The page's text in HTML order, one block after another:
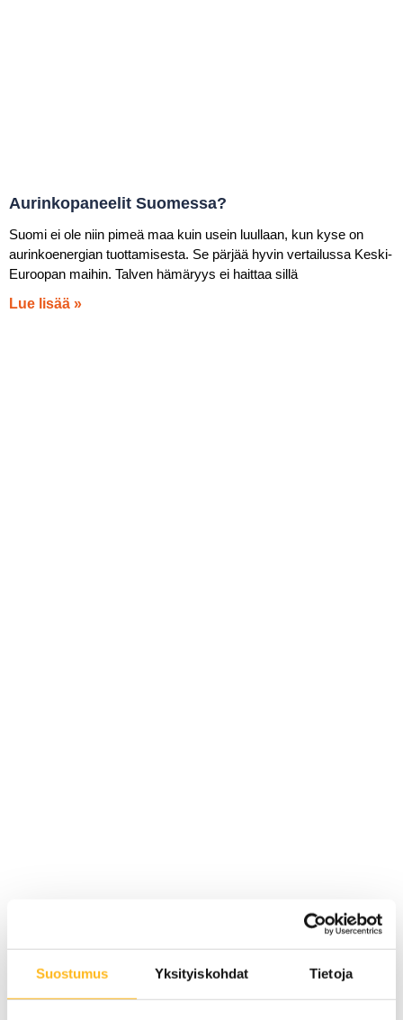
Suostumus Yksityiskohdat Tietoja
Aurinkopaneelit Suomessa?
Suomi ei ole niin pimeä maa kuin usein luullaan, kun kyse on
aurinkoenergian tuottamisesta. Se pärjää hyvin vertailussa Keski-
Euroopan maihin. Talven hämäryys ei haittaa sillä
Lue lisää »
Maksaako järjestelmä itsensä takaisin?
Avaimet käteen -menetelmällä asennettujen aurinkovoimaloiden
takaisinmaksuajat ovat keskimäärin välillä 6-12 vuotta. Uuden